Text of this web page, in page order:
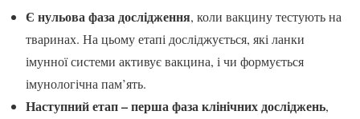
Є нульова фаза дослідження, коли вакцину тестують на
тваринах. На цьому етапі досліджується, які ланки
імунної системи активує вакцина, і чи формується
імунологічна пам’ять.
Наступний етап – перша фаза клінічних досліджень,